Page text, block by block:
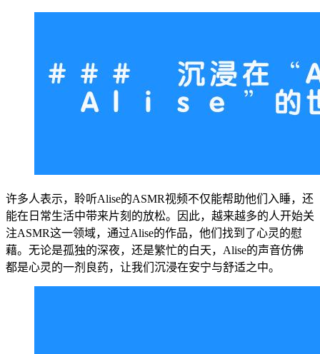
许多人表示，聆听Alise的ASMR视频不仅能帮助他们入睡，还
能在日常生活中带来片刻的放松。因此，越来越多的人开始关
注ASMR这一领域，通过Alise的作品，他们找到了心灵的慰
藉。无论是孤独的深夜，还是繁忙的白天，Alise的声音仿佛
都是心灵的一剂良药，让我们沉浸在安宁与舒适之中。